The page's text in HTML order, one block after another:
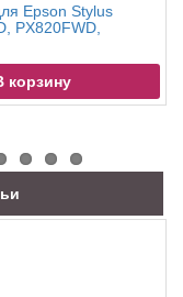
Epson Stylus
PX820FWD,
корзину